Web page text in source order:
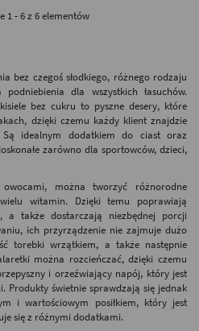
1 - 6 z 6 elementów
bez czegoś słodkiego, różnego rodzaju
dla wszystkich łasuchów.
bez cukru to pyszne desery, które
dzięki czemu każdy klient znajdzie
idealnym dodatkiem do ciast oraz
zarówno dla sportowców, dzieci,
można tworzyć różnorodne
witamin. Dzięki temu poprawiają
a także dostarczają niezbędnej porcji
ich przyrządzenie nie zajmuje dużo
torebki wrzątkiem, a także następnie
można rozcieńczać, dzięki czemu
i orzeźwiający napój, który jest
Produkty świetnie sprawdzają się jednak
i wartościowym posiłkiem, który jest
się z różnymi dodatkami.